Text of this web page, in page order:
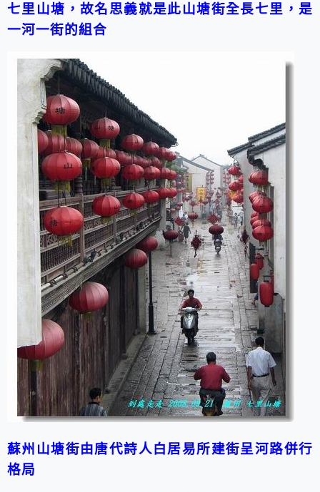
七里山塘，故名思義就是此山塘街全長七里，是
一河一街的組合
蘇州山塘街由唐代詩人白居易所建街呈河路併行
格局